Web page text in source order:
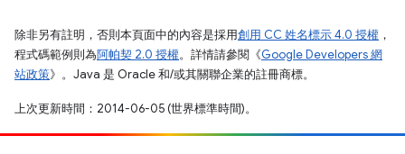
除非另有註明，否則本頁面中的內容是採用創用 CC 姓名標示 4.0 授權 ，
程式碼範例則為阿帕契 2.0 授權。詳情請參閱《Google Developers 網
站政策》。Java 是 Oracle 和/或其關聯企業的註冊商標。
上次更新時間：2014-06-05 (世界標準時間)。